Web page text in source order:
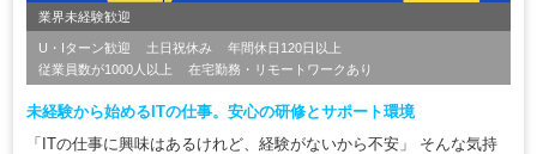
業界未経験歓迎
U・Iターン歓迎 土日祝休み
年間休日120日以上
従業員数が1000人以上
在宅勤務・リモートワークあり
未経験から始めるITの仕事。安心の研修とサポート環境
「ITの仕事に興味はあるけれど、経験がないから不安」 そんな気持